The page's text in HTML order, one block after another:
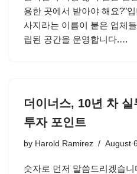
용한 곳에서 받아야 해요?”
사지라는 이름이 붙은 업체
립된 공간을 운영합니다.…
더이너스, 10년 차
투자 포인트
by Harold Ramirez August
숫자로 먼저 말씀드리겠습